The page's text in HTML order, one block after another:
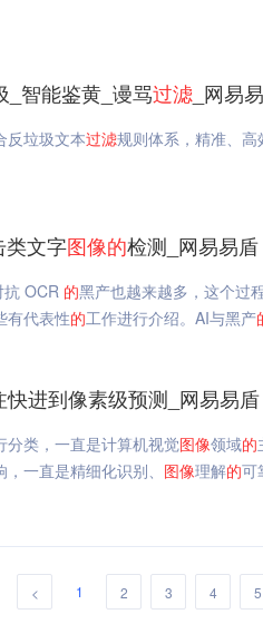
_智能鉴黄_谩骂过滤 _网易
反垃圾文本过滤规则体系，精准、
类文字图像的检测_网易易盾
OCR 的黑产也越来越多，这个过
有代表性的工作进行介绍。AI与黑产
快进到像素级预测_网易易盾
分类，一直是计算机视觉图像领域的
，一直是精细化识别、 图像理解的可
< 1 2 3 4 5